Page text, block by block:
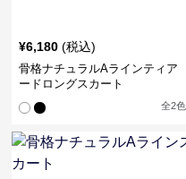
¥6,180 (税込)
骨格ナチュラルAラインティア
ードロングスカート
全2色